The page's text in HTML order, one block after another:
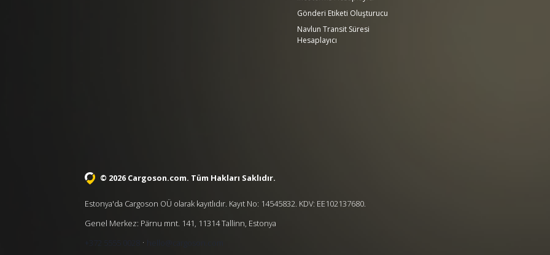
Gönderi Etiketi Oluşturucu
Navlun Transit Süresi
Hesaplayıcı
© 2026 Cargoson.com. Tüm Hakları Saklıdır.
Estonya'da Cargoson OÜ olarak kayıtlıdır. Kayıt No: 14545832. KDV: EE102137680.
Genel Merkez: Pärnu mnt. 141, 11314 Tallinn, Estonya
+372 5555 0028
· hello@cargoson.com